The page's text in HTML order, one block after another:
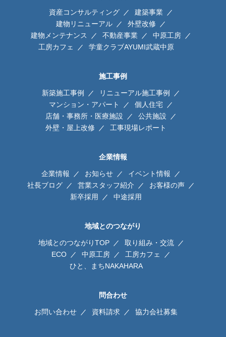
資産コンサルティング
建築事業
建物リニューアル
外壁改修
建物メンテナンス
不動産事業
中原工房
工房カフェ
学童クラブAYUMI武蔵中原
施工事例
新築施工事例
リニューアル施工事例
マンション・アパート
個人住宅
店舗・事務所・医療施設
公共施設
外壁・屋上改修
工事現場レポート
企業情報
企業情報 お知らせ
イベント情報
社長ブログ
営業スタッフ紹介
お客様の声
新卒採用
中途採用
地域とのつながり
地域とのつながりTOP
取り組み・交流
ECO
中原工房
工房カフェ
ひと、まちNAKAHARA
問合わせ
お問い合わせ 資料請求 協力会社募集